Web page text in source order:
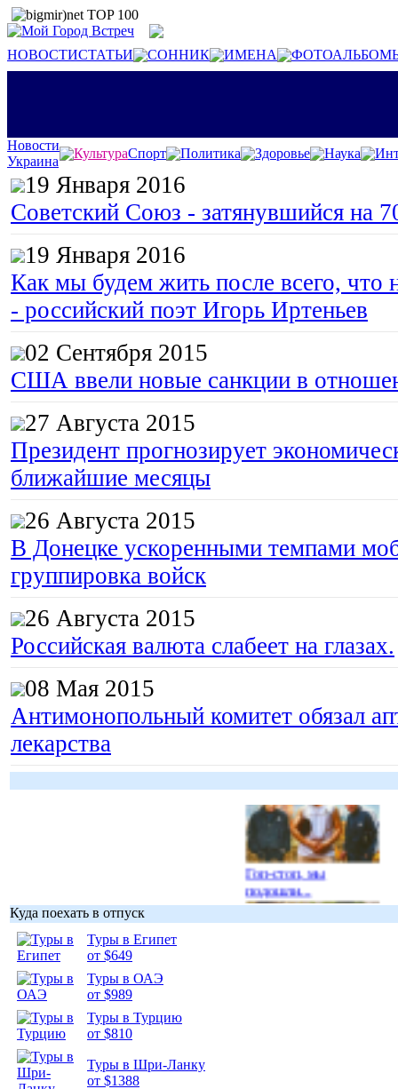
НОВОСТИСТАТЬИ СОННИК ИМЕНА
Новости
Украина
КультураСпорт Политика Здоровье Наука
19 Января 2016
Советский Союз - затянувшийся на
19 Января 2016
Как мы будем жить после всего, что
- российский поэт Игорь Иртеньев
02 Сентября 2015
США ввели новые санкции в
27 Августа 2015
Президент прогнозирует
ближайшие месяцы
26 Августа 2015
В Донецке ускоренными темпами
группировка войск
26 Августа 2015
Российская валюта слабеет на глазах.
08 Мая 2015
Антимонопольный комитет обязал
лекарства
Гоп-стоп, мы
подошли...
Куда поехать в отпуск
Туры в Египет
от $649
Туры в ОАЭ
от $989
Туры в Турцию
от $810
Туры в Шри-Ланку
от $1388